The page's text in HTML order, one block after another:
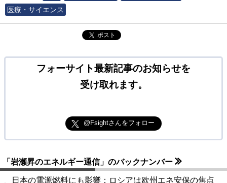
医療・サイエンス
ポスト
フォーサイト最新記事のお知らせを
受け取れます。
@Fsightさんをフォロー
「岩瀬昇のエネルギー通信」のバックナンバー
日本の電源燃料にも影響：ロシアは欧州エネ安保の焦点